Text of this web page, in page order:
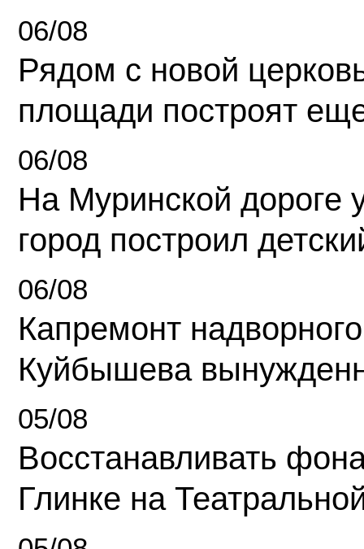
06/08
Рядом с новой
площади построят
06/08
На Муринской дороге
город построил
06/08
Капремонт
Куйбышева
05/08
Восстанавливать
Глинке на